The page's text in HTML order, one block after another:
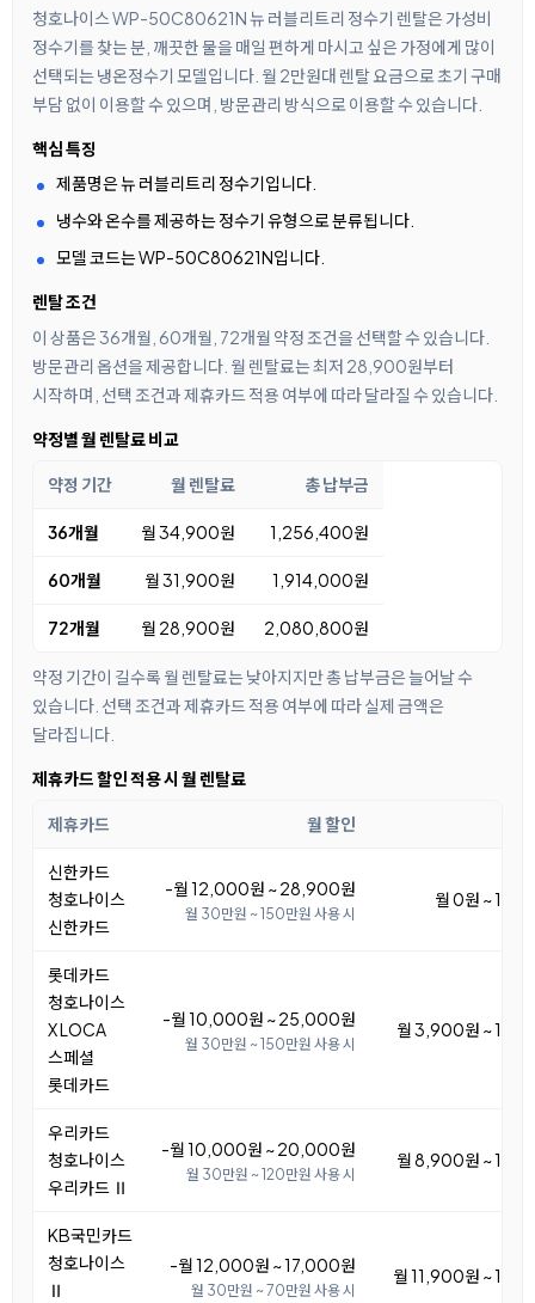
청호나이스 WP-50C80621N 뉴 러블리트리 정수기 렌탈은 가성비
정수기를 찾는 분, 깨끗한 물을 매일 편하게 마시고 싶은 가정에게 많이
선택되는 냉온정수기 모델입니다. 월 2만원대 렌탈 요금으로 초기 구매
부담 없이 이용할 수 있으며, 방문관리 방식으로 이용할 수 있습니다.
핵심 특징
제품명은 뉴 러블리트리 정수기입니다.
냉수와 온수를 제공하는 정수기 유형으로 분류됩니다.
모델 코드는 WP-50C80621N입니다.
렌탈 조건
이 상품은 36개월, 60개월, 72개월 약정 조건을 선택할 수 있습니다.
방문관리 옵션을 제공합니다. 월 렌탈료는 최저 28,900원부터
시작하며, 선택 조건과 제휴카드 적용 여부에 따라 달라질 수 있습니다.
약정별 월 렌탈료 비교
약정 기간 월 렌탈료 총 납부금
36개월 월 34,900원 1,256,400원
60개월 월 31,900원 1,914,000원
72개월 월 28,900원 2,080,800원
약정 기간이 길수록 월 렌탈료는 낮아지지만 총 납부금은 늘어날 수
있습니다. 선택 조건과 제휴카드 적용 여부에 따라 실제 금액은
달라집니다.
제휴카드 할인 적용 시 월 렌탈료
제휴카드 월 할인
신한카드
청호나이스
신한카드
-월 12,000원 ~ 28,900원
월 30만원 ~ 150만원 사용 시
월 0원 ~
롯데카드
청호나이스
X LOCA
스페셜
롯데카드
-월 10,000원 ~ 25,000원
월 30만원 ~ 150만원 사용 시
월 3,900원 ~
우리카드
청호나이스
우리카드 Ⅱ
-월 10,000원 ~ 20,000원
월 30만원 ~ 120만원 사용 시
월 8,900원 ~
KB국민카드
청호나이스
Ⅱ
-월 12,000원 ~ 17,000원
월 30만원 ~ 70만원 사용 시
월 11,900원 ~